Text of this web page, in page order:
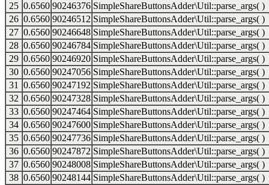
25 0.6560 90246376 SimpleShareButtonsAdder\Util::parse_args( )
26 0.6560 90246512 SimpleShareButtonsAdder\Util::parse_args( )
27 0.6560 90246648 SimpleShareButtonsAdder\Util::parse_args( )
28 0.6560 90246784 SimpleShareButtonsAdder\Util::parse_args( )
29 0.6560 90246920 SimpleShareButtonsAdder\Util::parse_args( )
30 0.6560 90247056 SimpleShareButtonsAdder\Util::parse_args( )
31
0.6560 90247192 SimpleShareButtonsAdder\Util::parse_args( )
32 0.6560 90247328 SimpleShareButtonsAdder\Util::parse_args( )
33 0.6560 90247464 SimpleShareButtonsAdder\Util::parse_args( )
34 0.6560 90247600 SimpleShareButtonsAdder\Util::parse_args( )
35 0.6560 90247736 SimpleShareButtonsAdder\Util::parse_args( )
36 0.6560 90247872 SimpleShareButtonsAdder\Util::parse_args( )
37 0.6560 90248008 SimpleShareButtonsAdder\Util::parse_args( )
38 0.6560 90248144 SimpleShareButtonsAdder\Util::parse_args( )